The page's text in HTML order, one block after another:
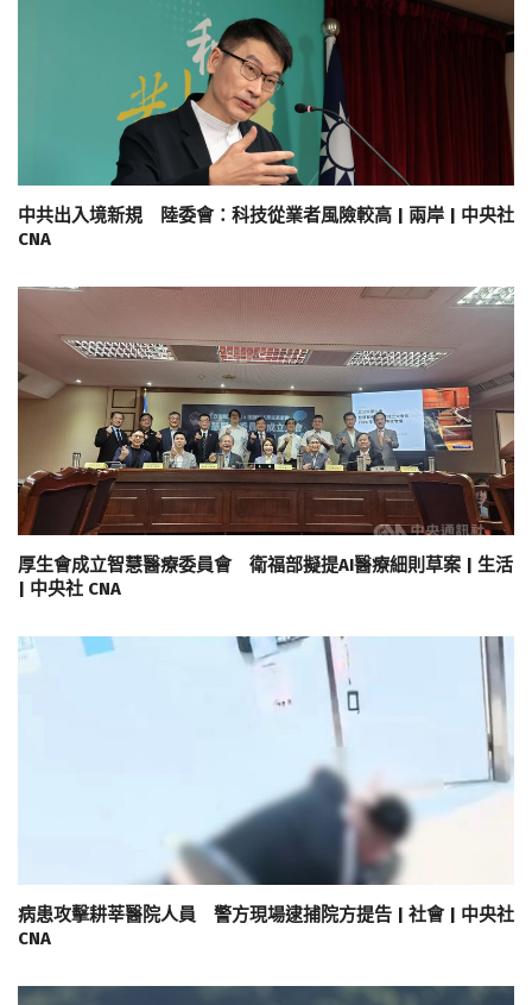
中共出入境新規 陸委會：科技從業者風險較高 | 兩岸 | 中央社
CNA
厚生會成立智慧醫療委員會 衛福部擬提AI醫療細則草案 | 生活
| 中央社 CNA
病患攻擊耕莘醫院人員 警方現場逮捕院方提告 | 社會 | 中央社
CNA